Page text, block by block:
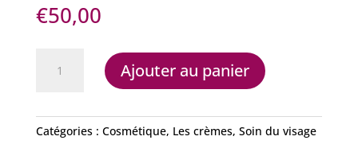
€50,00
nuit
Ajouter au panier
Catégories : Cosmétique, Les crèmes, Soin du visage